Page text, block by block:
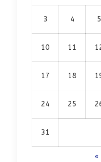
3 4 5
10 11
17 18
24 25
31
«